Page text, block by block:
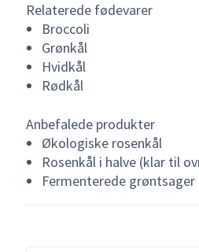
Relaterede fødevarer
Broccoli
Grønkål
Hvidkål
Rødkål
Anbefalede produkter
Økologiske rosenkål
Rosenkål i halve (klar til
Fermenterede